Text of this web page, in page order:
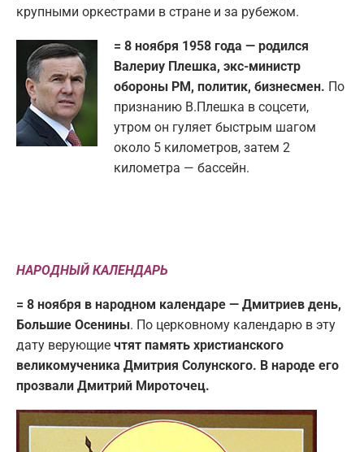
крупными оркестрами в стране и за рубежом.
= 8 ноября 1958 года — родился
Валериу Плешка, экс-министр
обороны РМ, политик, бизнесмен. По
признанию В.Плешка в соцсети,
утром он гуляет быстрым шагом
около 5 километров, затем 2
километра — бассейн.
НАРОДНЫЙ КАЛЕНДАРЬ
= 8 ноября в народном календаре — Дмитриев день,
Большие Осенины. По церковному календарю в эту
дату верующие чтят память христианского
великомученика Дмитрия Солунского. В народе его
прозвали Дмитрий Мироточец.